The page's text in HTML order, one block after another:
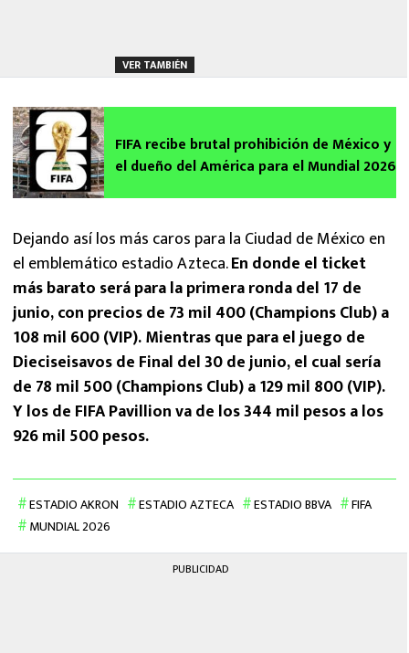
VER TAMBIÉN
FIFA recibe brutal prohibición de México y
el dueño del América para el Mundial 2026
Dejando así los más caros para la Ciudad de México en
el emblemático estadio Azteca.En donde el ticket
más barato será para la primera ronda del 17 de
junio, con precios de 73 mil 400 (Champions Club) a
108 mil 600 (VIP). Mientras que para el juego de
Dieciseisavos de Final del 30 de junio, el cual sería
de 78 mil 500 (Champions Club) a 129 mil 800 (VIP).
Y los de FIFA Pavillion va de los 344 mil pesos a los
926 mil 500 pesos.
ESTADIO AKRON ESTADIO AZTECA ESTADIO BBVA
FIFA
MUNDIAL 2026
PUBLICIDAD